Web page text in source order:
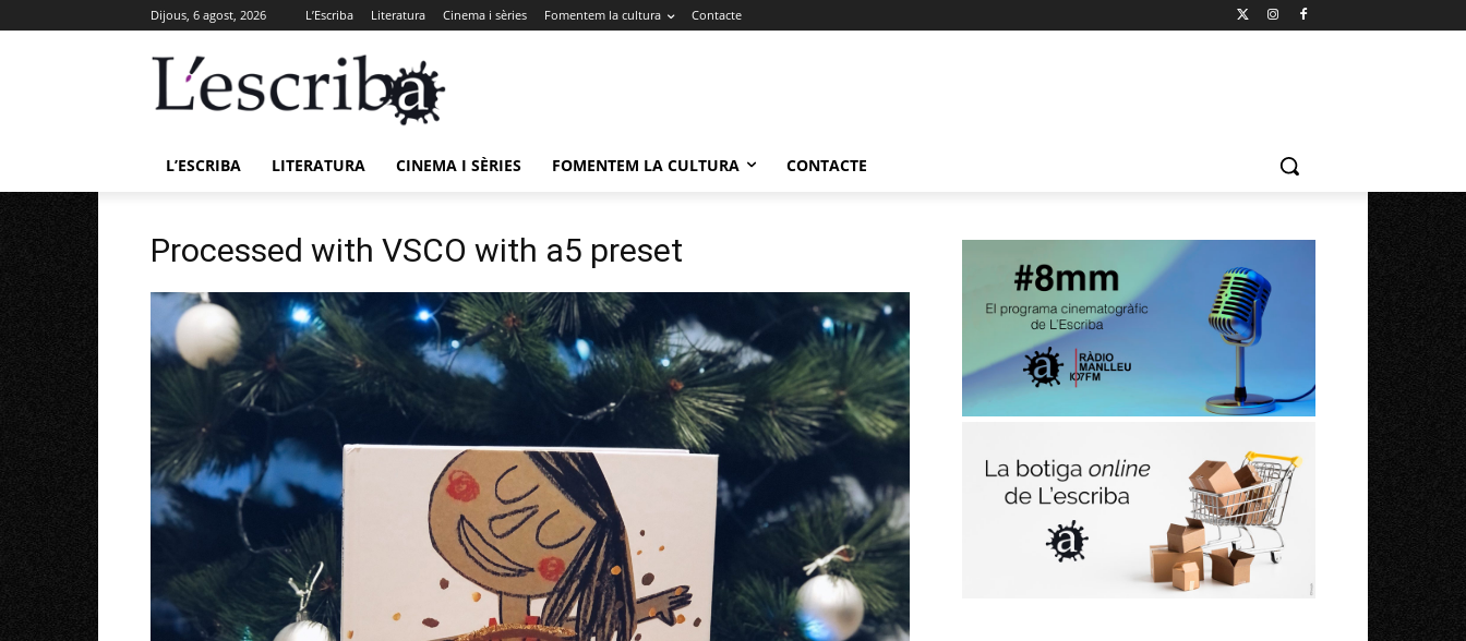
Dijous, 6 agost, 2026 L’Escriba Literatura Cinema i sèries Fomentem la cultura Contacte
L’ESCRIBA LITERATURA CINEMA I SÈRIES FOMENTEM LA CULTURA CONTACTE
Processed with VSCO with a5 preset